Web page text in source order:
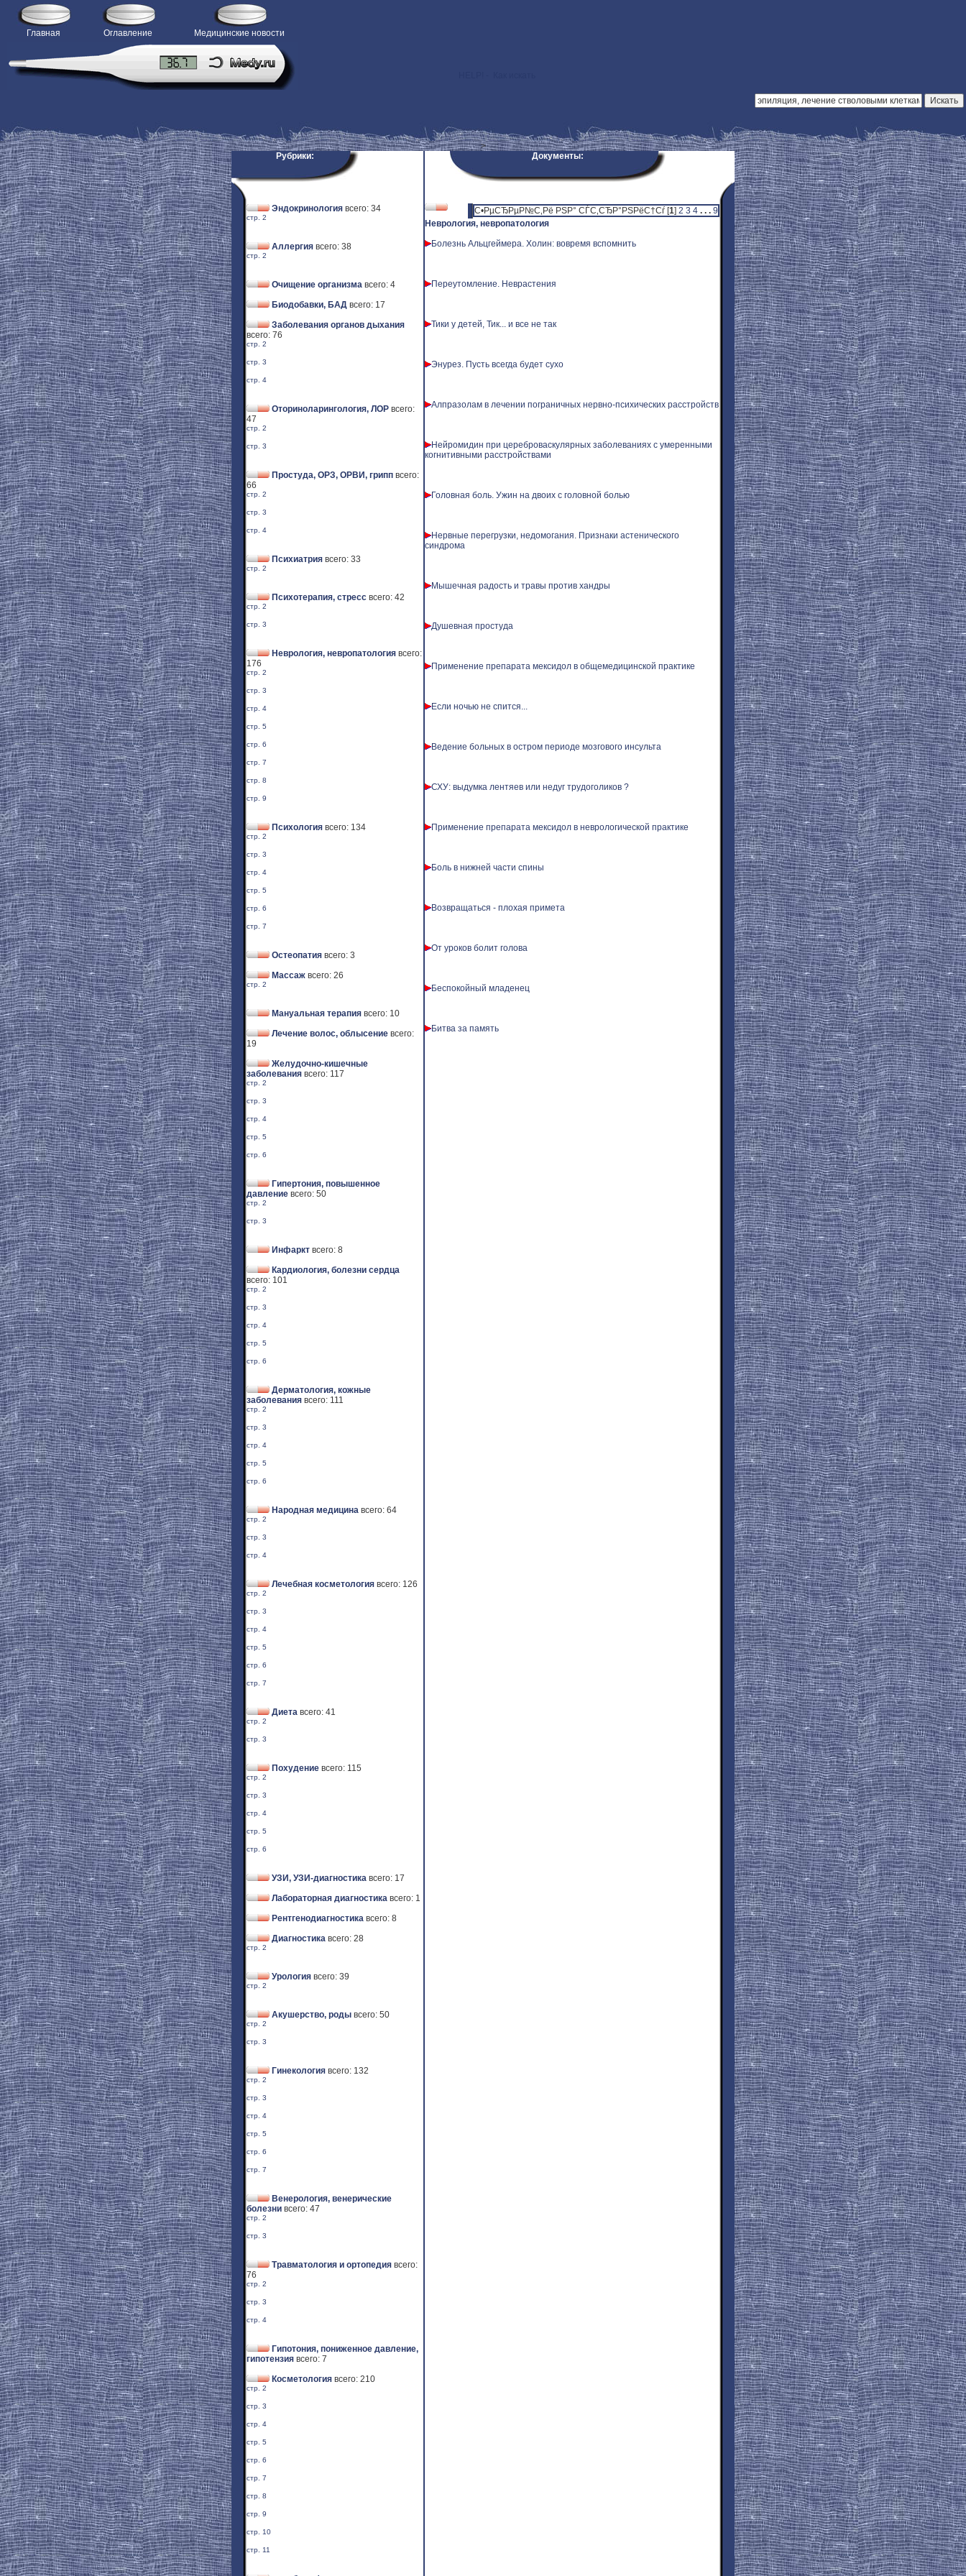
Главная Оглавление Медицинские новости
>
Рубрики:
Документы:
Эндокринология всего: 34
стр. 2
Аллергия всего: 38
стр. 2
Очищение организма всего: 4
Биодобавки, БАД всего: 17
Заболевания органов дыхания
всего: 76
стр. 2
стр. 3
стр. 4
Оториноларингология, ЛОР всего:
47
стр. 2
стр. 3
Простуда, ОРЗ, ОРВИ, грипп всего:
66
стр. 2
стр. 3
стр. 4
Психиатрия всего: 33
стр. 2
Психотерапия, стресс всего: 42
стр. 2
стр. 3
Неврология, невропатология всего:
176
стр. 2
стр. 3
стр. 4
стр. 5
стр. 6
стр. 7
стр. 8
стр. 9
Психология всего: 134
стр. 2
стр. 3
стр. 4
стр. 5
стр. 6
стр. 7
Остеопатия всего: 3
Массаж всего: 26
стр. 2
Мануальная терапия всего: 10
Лечение волос, облысение всего:
19
Желудочно-кишечные
заболевания всего: 117
стр. 2
стр. 3
стр. 4
стр. 5
стр. 6
Гипертония, повышенное
давление всего: 50
стр. 2
стр. 3
Инфаркт всего: 8
Кардиология, болезни сердца
всего: 101
стр. 2
стр. 3
стр. 4
стр. 5
стр. 6
Дерматология, кожные
заболевания всего: 111
стр. 2
стр. 3
стр. 4
стр. 5
стр. 6
Народная медицина всего: 64
стр. 2
стр. 3
стр. 4
Лечебная косметология всего: 126
стр. 2
стр. 3
стр. 4
стр. 5
стр. 6
стр. 7
Диета всего: 41
стр. 2
стр. 3
Похудение всего: 115
стр. 2
стр. 3
стр. 4
стр. 5
стр. 6
УЗИ, УЗИ-диагностика всего: 17
Лабораторная диагностика всего: 1
Рентгенодиагностика всего: 8
Диагностика всего: 28
стр. 2
Урология всего: 39
стр. 2
Акушерство, роды всего: 50
стр. 2
стр. 3
Гинекология всего: 132
стр. 2
стр. 3
стр. 4
стр. 5
стр. 6
стр. 7
Венерология, венерические
болезни всего: 47
стр. 2
стр. 3
Травматология и ортопедия всего:
76
стр. 2
стр. 3
стр. 4
Гипотония, пониженное давление,
гипотензия всего: 7
Косметология всего: 210
стр. 2
стр. 3
стр. 4
стр. 5
стр. 6
стр. 7
стр. 8
стр. 9
стр. 10
стр. 11
С•РµСЂРµР№С‚Рё РЅР° СЃС‚СЂР°РЅРёС†Сѓ [1] 2 3 4 . . . 9
Неврология, невропатология
Болезнь Альцгеймера. Холин: вовремя вспомнить
Переутомление. Неврастения
Тики у детей, Тик... и все не так
Энурез. Пусть всегда будет сухо
Алпразолам в лечении пограничных нервно-психических расстройств
Нейромидин при цереброваскулярных заболеваниях с умеренными
когнитивными расстройствами
Головная боль. Ужин на двоих с головной болью
Нервные перегрузки, недомогания. Признаки астенического
синдрома
Мышечная радость и травы против хандры
Душевная простуда
Применение препарата мексидол в общемедицинской практике
Если ночью не спится...
Ведение больных в остром периоде мозгового инсульта
СХУ: выдумка лентяев или недуг трудоголиков ?
Применение препарата мексидол в неврологической практике
Боль в нижней части спины
Возвращаться - плохая примета
От уроков болит голова
Беспокойный младенец
Битва за память